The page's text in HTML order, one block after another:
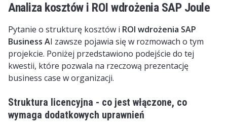
Analiza kosztów i ROI wdrożenia SAP Joule
Pytanie o strukturę kosztów i ROI wdrożenia SAP
Business AI zawsze pojawia sięw rozmowach o tym
projekcie. Poniżej przedstawiono podejście do tej
kwestii, które pozwala na rzeczową prezentację
business case w organizacji.
Struktura licencyjna - co jest włączone, co
wymaga dodatkowych uprawnień